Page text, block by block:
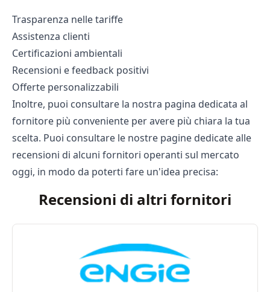
Trasparenza nelle tariffe
Assistenza clienti
Certificazioni ambientali
Recensioni e feedback positivi
Offerte personalizzabili
Inoltre, puoi consultare la nostra pagina dedicata al
fornitore più conveniente per avere più chiara la tua
scelta. Puoi consultare le nostre pagine dedicate alle
recensioni di alcuni fornitori operanti sul mercato
oggi, in modo da poterti fare un'idea precisa:
Recensioni di altri fornitori